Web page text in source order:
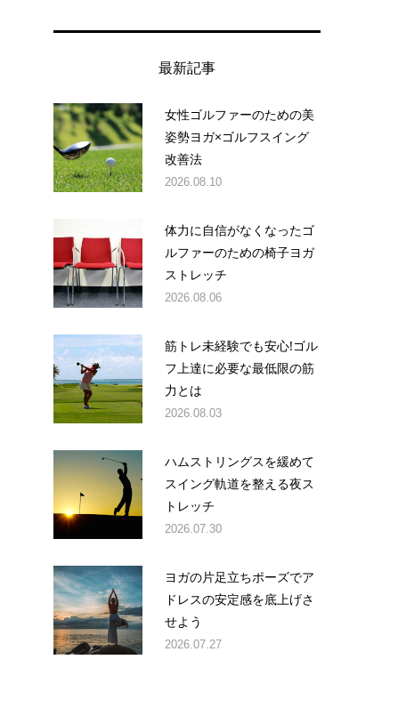
最新記事
女性ゴルファーのための美
姿勢ヨガ×ゴルフスイング
改善法
2026.08.10
体力に自信がなくなったゴ
ルファーのための椅子ヨガ
ストレッチ
2026.08.06
筋トレ未経験でも安心!ゴル
フ上達に必要な最低限の筋
力とは
2026.08.03
ハムストリングスを緩めて
スイング軌道を整える夜ス
トレッチ
2026.07.30
ヨガの片足立ちポーズでア
ドレスの安定感を底上げさ
せよう
2026.07.27